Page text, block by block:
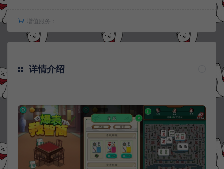
增值服务：
详情介绍